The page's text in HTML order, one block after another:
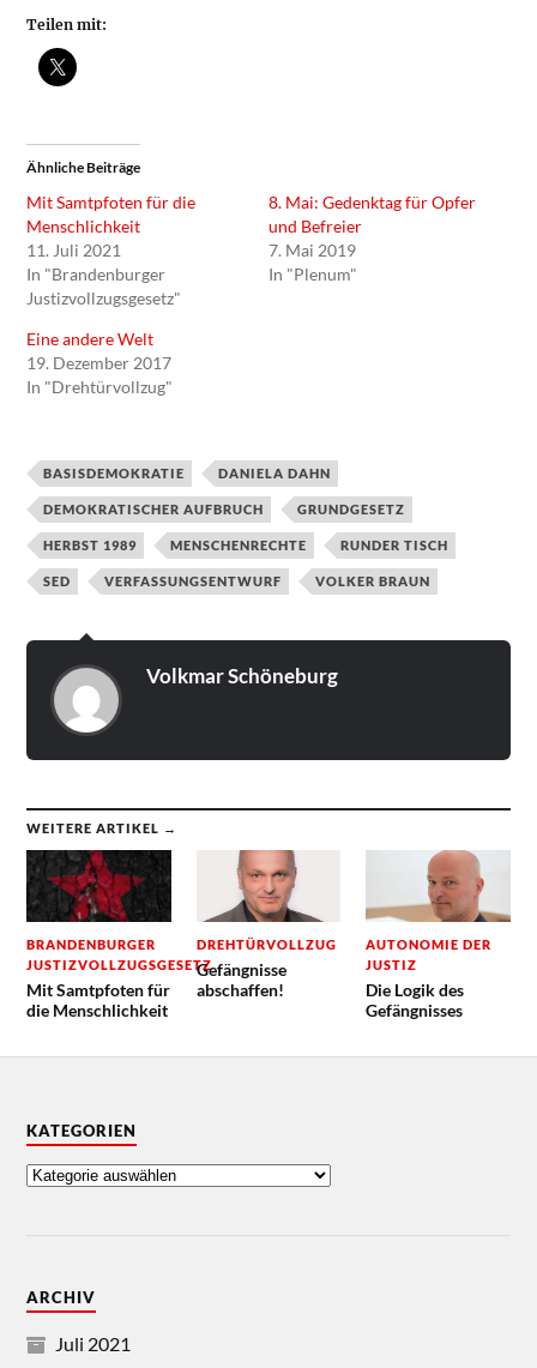
Teilen mit:
Ähnliche Beiträge
Mit Samtpfoten für die
Menschlichkeit
11. Juli 2021
In "Brandenburger
Justizvollzugsgesetz"
8. Mai: Gedenktag für Opfer
und Befreier
7. Mai 2019
In "Plenum"
Eine andere Welt
19. Dezember 2017
In "Drehtürvollzug"
BASISDEMOKRATIE DANIELA DAHN
DEMOKRATISCHER AUFBRUCH GRUNDGESETZ
HERBST 1989 MENSCHENRECHTE RUNDER TISCH
SED VERFASSUNGSENTWURF VOLKER BRAUN
Volkmar Schöneburg
WEITERE ARTIKEL →
BRANDENBURGER
JUSTIZVOLLZUGSGESETZ
Mit Samtpfoten für
die Menschlichkeit
DREHTÜRVOLLZUG
Gefängnisse
abschaffen!
AUTONOMIE DER
JUSTIZ
Die Logik des
Gefängnisses
KATEGORIEN
ARCHIV
Juli 2021